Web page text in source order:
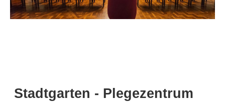
Stadtgarten - Plegezentrum